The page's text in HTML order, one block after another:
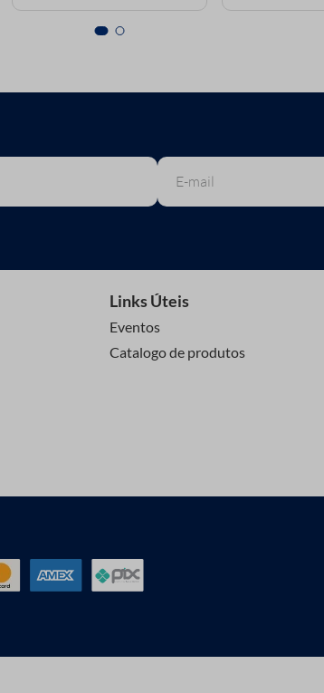
Links Úteis
Eventos
Catalogo de produtos